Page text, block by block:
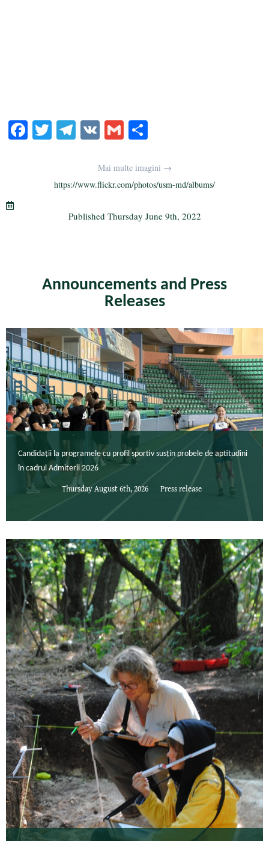
Fa T
r
Te
a
m
V G
ailre
Mai multe imagini →
https://www.flickr.com/photos/usm-md/albums/
Published Thursday June 9th, 2022
Announcements and Press
Releases
Candidații la programele cu profil sportiv susțin probele de aptitudini
în cadrul Admiterii 2026
Thursday August 6th, 2026 Press release